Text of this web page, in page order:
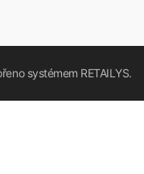
systémem RETAILYS.